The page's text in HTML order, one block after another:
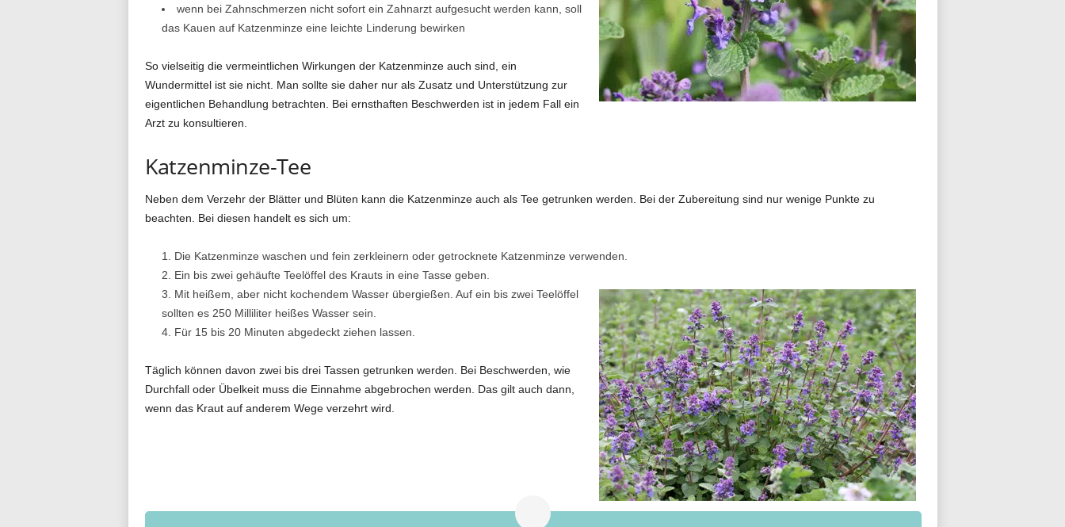
wenn bei Zahnschmerzen nicht sofort ein Zahnarzt aufgesucht werden kann, soll
das Kauen auf Katzenminze eine leichte Linderung bewirken
So vielseitig die vermeintlichen Wirkungen der Katzenminze auch sind, ein
Wundermittel ist sie nicht. Man sollte sie daher nur als Zusatz und Unterstützung zur
eigentlichen Behandlung betrachten. Bei ernsthaften Beschwerden ist in jedem Fall ein
Arzt zu konsultieren.
Katzenminze-Tee
Neben dem Verzehr der Blätter und Blüten kann die Katzenminze auch als Tee getrunken werden. Bei der Zubereitung sind nur wenige Punkte zu
beachten. Bei diesen handelt es sich um:
Die Katzenminze waschen und fein zerkleinern oder getrocknete Katzenminze verwenden.
Ein bis zwei gehäufte Teelöffel des Krauts in eine Tasse geben.
Mit heißem, aber nicht kochendem Wasser übergießen. Auf ein bis zwei Teelöffel
sollten es 250 Milliliter heißes Wasser sein.
Für 15 bis 20 Minuten abgedeckt ziehen lassen.
Täglich können davon zwei bis drei Tassen getrunken werden. Bei Beschwerden, wie
Durchfall oder Übelkeit muss die Einnahme abgebrochen werden. Das gilt auch dann,
wenn das Kraut auf anderem Wege verzehrt wird.